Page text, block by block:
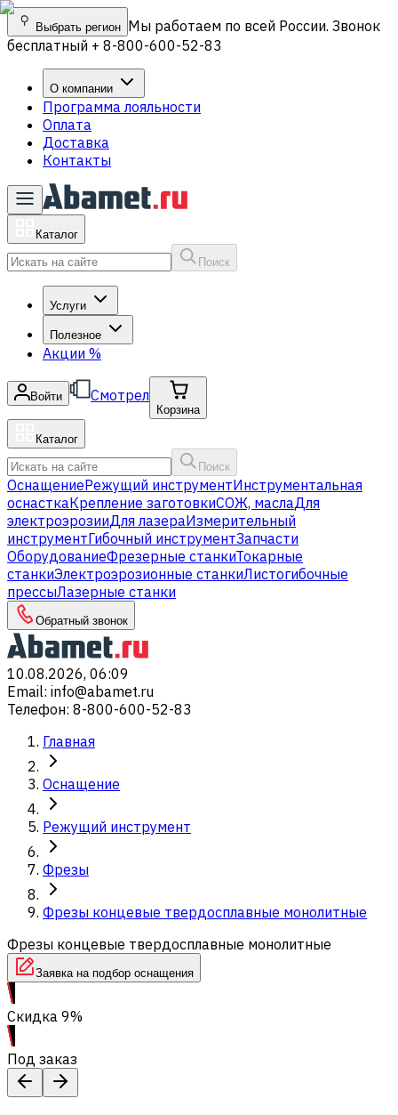
Выбрать регион Мы работаем по всей России. Звонок
бесплатный + 8-800-600-52-83
О компании
Программа лояльности
Оплата
Доставка
Контакты
Каталог
Поиск
Услуги
Полезное
Акции %
Войти Смотрел
Корзина
Каталог
Поиск
ОснащениеРежущий инструментИнструментальная
оснасткаКрепление заготовкиСОЖ, маслаДля
электроэрозииДля лазераИзмерительный
инструментГибочный инструментЗапчасти
ОборудованиеФрезерные станкиТокарные
станкиЭлектроэрозионные станкиЛистогибочные
прессыЛазерные станки
Обратный звонок
10.08.2026, 06:09
Email: info@abamet.ru
Телефон: 8-800-600-52-83
Главная
Оснащение
Режущий инструмент
Фрезы
Фрезы концевые твердосплавные монолитные
Фрезы концевые твердосплавные монолитные
Заявка на подбор оснащения
Скидка 9%
Под заказ